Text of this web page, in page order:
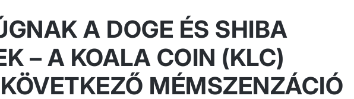
A DOGE ÉS SHIBA
– A KOALA COIN (KLC)
MÉMSZENZÁCIÓ